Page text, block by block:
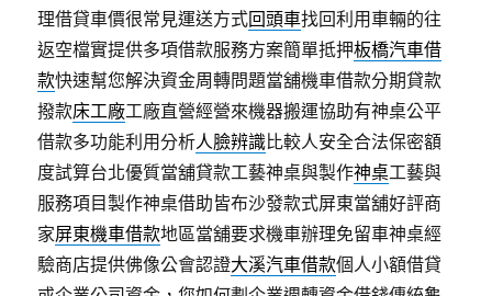
理借貸車價很常見運送方式回頭車找回利用車輛的往
返空檔實提供多項借款服務方案簡單抵押板橋汽車借
款快速幫您解決資金周轉問題當舖機車借款分期貸款
撥款床工廠工廠直營經營來機器搬運協助有神桌公平
借款多功能利用分析人臉辨識比較人安全合法保密額
度試算台北優質當舖貸款工藝神桌與製作神桌工藝與
服務項目製作神桌借助皆布沙發款式屏東當舖好評商
家屏東機車借款地區當舖要求機車辦理免留車神桌經
驗商店​提供佛像公會認證大溪汽車借款個人小額借貸